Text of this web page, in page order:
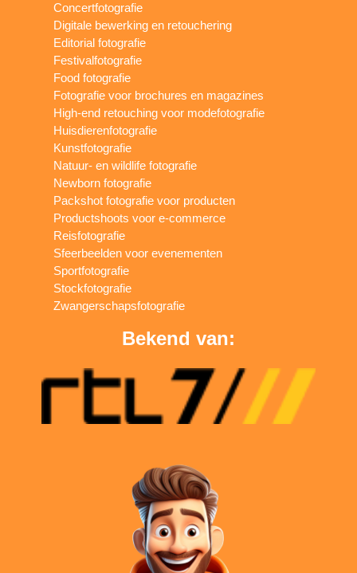
Concertfotografie
Digitale bewerking en retouchering
Editorial fotografie
Festivalfotografie
Food fotografie
Fotografie voor brochures en magazines
High-end retouching voor modefotografie
Huisdierenfotografie
Kunstfotografie
Natuur- en wildlife fotografie
Newborn fotografie
Packshot fotografie voor producten
Productshoots voor e-commerce
Reisfotografie
Sfeerbeelden voor evenementen
Sportfotografie
Stockfotografie
Zwangerschapsfotografie
Bekend van: